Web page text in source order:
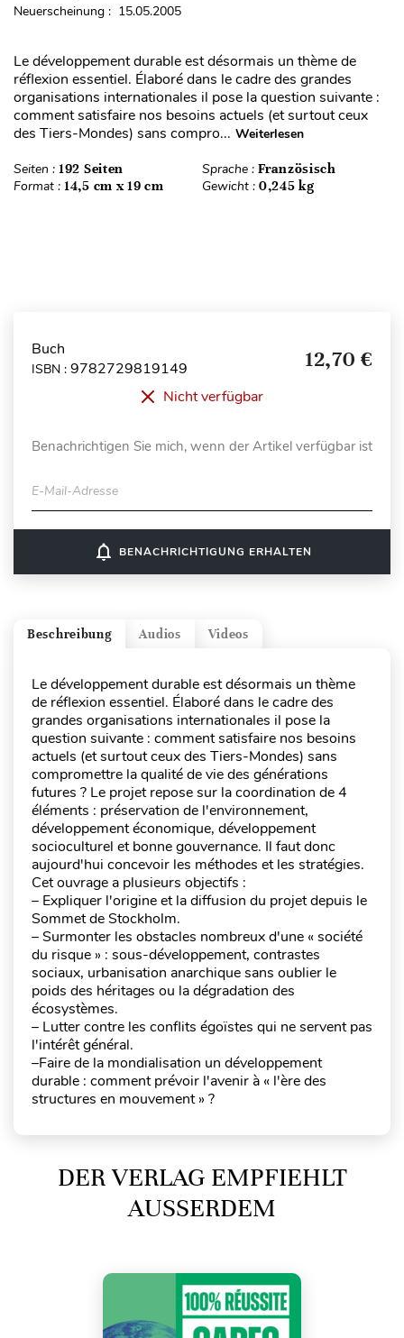
Neuerscheinung : 15.05.2005
Le développement durable est désormais un thème de
réflexion essentiel. Élaboré dans le cadre des grandes
organisations internationales il pose la question suivante :
comment satisfaire nos besoins actuels (et surtout ceux
des Tiers-Mondes) sans compro... Weiterlesen
Seiten : 192 Seiten Sprache : Französisch
Format : 14,5 cm x 19 cm Gewicht : 0,245 kg
Buch
ISBN : 9782729819149 12,70 €
Nicht verfügbar
Benachrichtigen Sie mich, wenn der Artikel verfügbar ist
E-Mail-Adresse
notifications_none BENACHRICHTIGUNG ERHALTEN
Videos
Audios
Beschreibung
Le développement durable est désormais un thème
de réflexion essentiel. Élaboré dans le cadre des
grandes organisations internationales il pose la
question suivante : comment satisfaire nos besoins
actuels (et surtout ceux des Tiers-Mondes) sans
compromettre la qualité de vie des générations
futures ? Le projet repose sur la coordination de 4
éléments : préservation de l'environnement,
développement économique, développement
socioculturel et bonne gouvernance. Il faut donc
aujourd'hui concevoir les méthodes et les stratégies.
Cet ouvrage a plusieurs objectifs :
– Expliquer l'origine et la diffusion du projet depuis le
Sommet de Stockholm.
– Surmonter les obstacles nombreux d'une « société
du risque » : sous-développement, contrastes
sociaux, urbanisation anarchique sans oublier le
poids des héritages ou la dégradation des
écosystèmes.
– Lutter contre les conflits égoïstes qui ne servent pas
l'intérêt général.
–Faire de la mondialisation un développement
durable : comment prévoir l'avenir à « l'ère des
structures en mouvement » ?
DER VERLAG EMPFIEHLT
AUSSERDEM